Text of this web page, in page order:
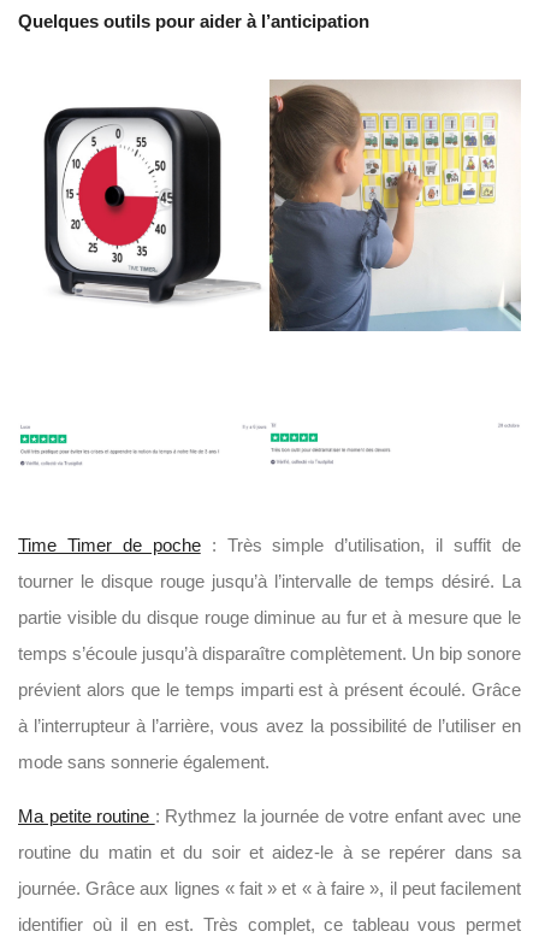
Quelques outils pour aider à l’anticipation
Time Timer de poche: Très simple d’utilisation, il suffit de
tourner le disque rouge jusqu’à l’intervalle de temps désiré. La
partie visible du disque rouge diminue au fur et à mesure que le
temps s’écoule jusqu’à disparaître complètement. Un bip sonore
prévient alors que le temps imparti est à présent écoulé. Grâce
à l’interrupteur à l’arrière, vous avez la possibilité de l’utiliser en
mode sans sonnerie également.
Ma petite routine : Rythmez la journée de votre enfant avec une
routine du matin et du soir et aidez-le à se repérer dans sa
journée. Grâce aux lignes « fait » et « à faire », il peut facilement
identifier où il en est. Très complet, ce tableau vous permet